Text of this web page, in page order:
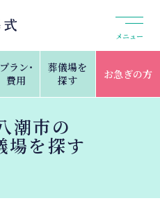
メニュー
プラン・
費用
葬儀場を
探す
お急ぎの方
潮市の
場を探す